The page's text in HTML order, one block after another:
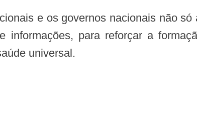
informações, para reforçar a
universal.